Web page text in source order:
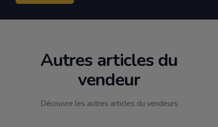
Autres articles du
vendeur
Découvre les autres articles du vendeurs